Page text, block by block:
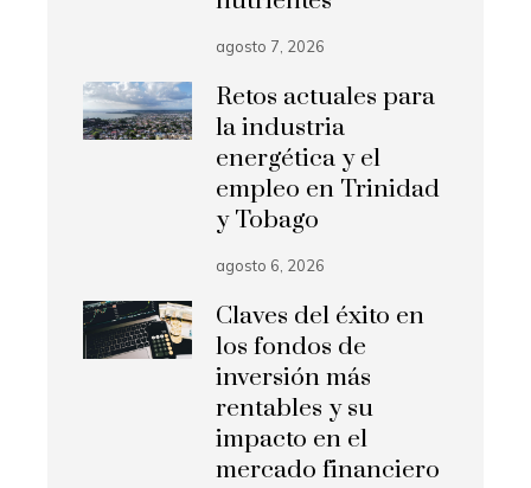
agosto 7, 2026
Retos actuales para
la industria
energética y el
empleo en Trinidad
y Tobago
agosto 6, 2026
Claves del éxito en
los fondos de
inversión más
rentables y su
impacto en el
mercado financiero